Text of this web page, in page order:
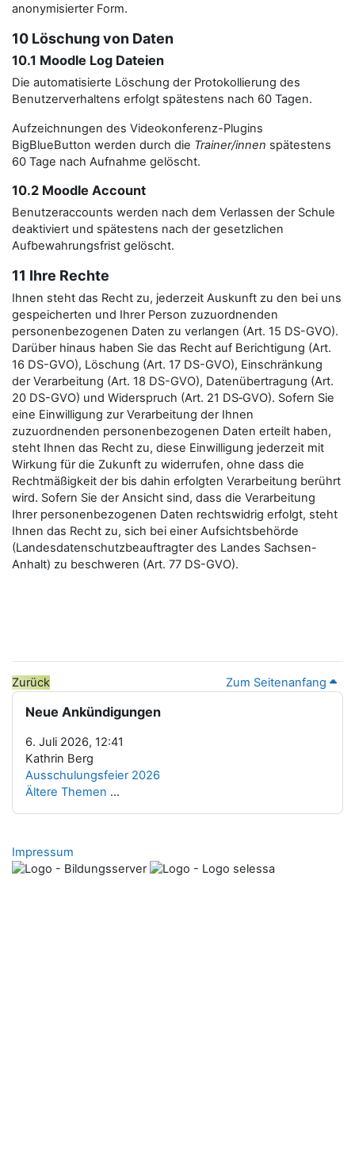
anonymisierter Form.
10 Löschung von Daten
10.1 Moodle Log Dateien
Die automatisierte Löschung der Protokollierung des
Benutzerverhaltens erfolgt spätestens nach 60 Tagen.
Aufzeichnungen des Videokonferenz-Plugins
BigBlueButton werden durch die Trainer/innen spätestens
60 Tage nach Aufnahme gelöscht.
10.2 Moodle Account
Benutzeraccounts werden nach dem Verlassen der Schule
deaktiviert und spätestens nach der gesetzlichen
Aufbewahrungsfrist gelöscht.
11 Ihre Rechte
Ihnen steht das Recht zu, jederzeit Auskunft zu den bei uns
gespeicherten und Ihrer Person zuzuordnenden
personenbezogenen Daten zu verlangen (Art. 15 DS-GVO).
Darüber hinaus haben Sie das Recht auf Berichtigung (Art.
16 DS-GVO), Löschung (Art. 17 DS-GVO), Einschränkung
der Verarbeitung (Art. 18 DS-GVO), Datenübertragung (Art.
20 DS-GVO) und Widerspruch (Art. 21 DS‑GVO). Sofern Sie
eine Einwilligung zur Verarbeitung der Ihnen
zuzuordnenden personenbezogenen Daten erteilt haben,
steht Ihnen das Recht zu, diese Einwilligung jederzeit mit
Wirkung für die Zukunft zu widerrufen, ohne dass die
Rechtmäßigkeit der bis dahin erfolgten Verarbeitung berührt
wird. Sofern Sie der Ansicht sind, dass die Verarbeitung
Ihrer personenbezogenen Daten rechtswidrig erfolgt, steht
Ihnen das Recht zu, sich bei einer Aufsichtsbehörde
(Landesdatenschutzbeauftragter des Landes Sachsen-
Anhalt) zu beschweren (Art. 77 DS-GVO).
Zurück Zum Seitenanfang
Blöcke
Neue Ankündigungen überspringen
Neue Ankündigungen
6. Juli 2026, 12:41
Kathrin Berg
Ausschulungsfeier 2026
Ältere Themen ...
Impressum